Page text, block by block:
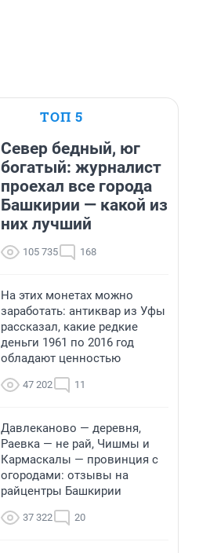
ТОП 5
Север бедный, юг
богатый: журналист
проехал все города
Башкирии — какой из
них лучший
105 735 168
На этих монетах можно
заработать: антиквар из Уфы
рассказал, какие редкие
деньги 1961 по 2016 год
обладают ценностью
47 202 11
Давлеканово — деревня,
Раевка — не рай, Чишмы и
Кармаскалы — провинция с
огородами: отзывы на
райцентры Башкирии
37 322 20